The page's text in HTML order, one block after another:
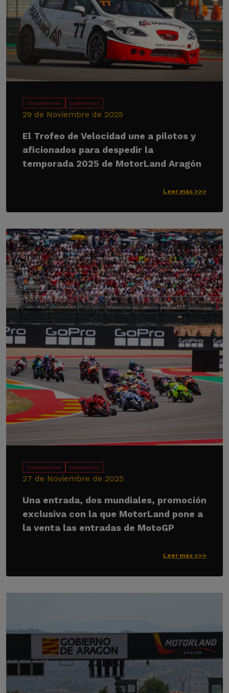
Competiciones Experiencias
29 de Noviembre de 2025
El Trofeo de Velocidad une a pilotos y
aficionados para despedir la
temporada 2025 de MotorLand Aragón
Leer más >>>
Competiciones Experiencias
27 de Noviembre de 2025
Una entrada, dos mundiales, promoción
exclusiva con la que MotorLand pone a
la venta las entradas de MotoGP
Leer más >>>